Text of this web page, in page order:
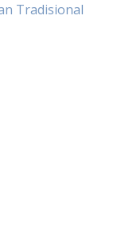
Tradisional